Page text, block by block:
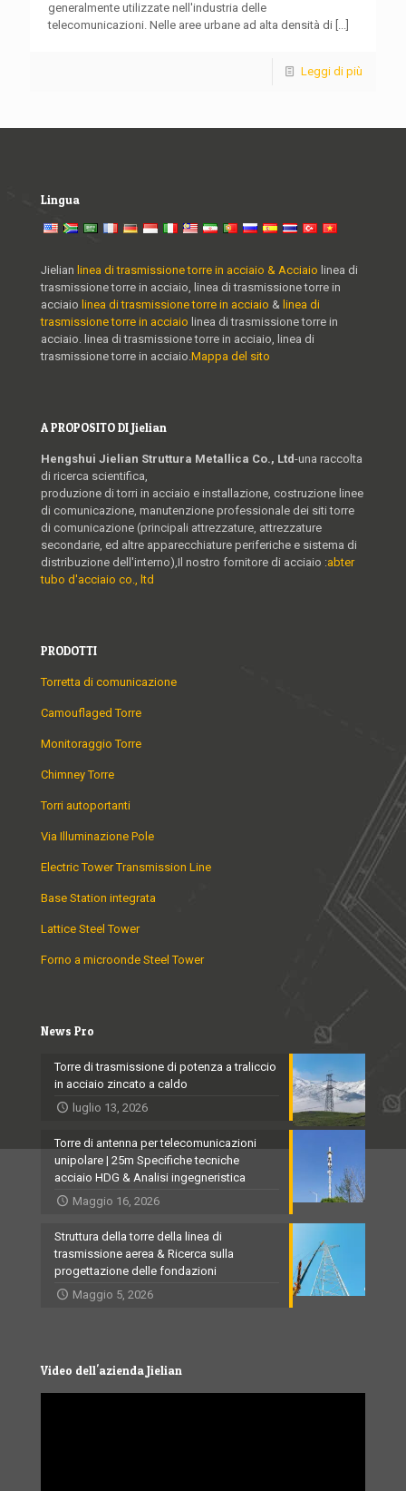
generalmente utilizzate nell'industria delle
telecomunicazioni. Nelle aree urbane ad alta densità di [...]
Leggi di più
Lingua
Jielian linea di trasmissione torre in acciaio & Acciaio linea di
trasmissione torre in acciaio, linea di trasmissione torre in
acciaio linea di trasmissione torre in acciaio & linea di
trasmissione torre in acciaio linea di trasmissione torre in
acciaio. linea di trasmissione torre in acciaio, linea di
trasmissione torre in acciaio.Mappa del sito
A PROPOSITO DI Jielian
Hengshui Jielian Struttura Metallica Co., Ltd-una raccolta
di ricerca scientifica,
produzione di torri in acciaio e installazione, costruzione linee
di comunicazione, manutenzione professionale dei siti torre
di comunicazione (principali attrezzature, attrezzature
secondarie, ed altre apparecchiature periferiche e sistema di
distribuzione dell'interno),Il nostro fornitore di acciaio :abter
tubo d'acciaio co., ltd
PRODOTTI
Torretta di comunicazione
Camouflaged Torre
Monitoraggio Torre
Chimney Torre
Torri autoportanti
Via Illuminazione Pole
Electric Tower Transmission Line
Base Station integrata
Lattice Steel Tower
Forno a microonde Steel Tower
News Pro
Torre di trasmissione di potenza a traliccio
in acciaio zincato a caldo
luglio 13, 2026
Torre di antenna per telecomunicazioni
unipolare | 25m Specifiche tecniche
acciaio HDG & Analisi ingegneristica
Maggio 16, 2026
Struttura della torre della linea di
trasmissione aerea & Ricerca sulla
progettazione delle fondazioni
Maggio 5, 2026
Video dell'azienda Jielian